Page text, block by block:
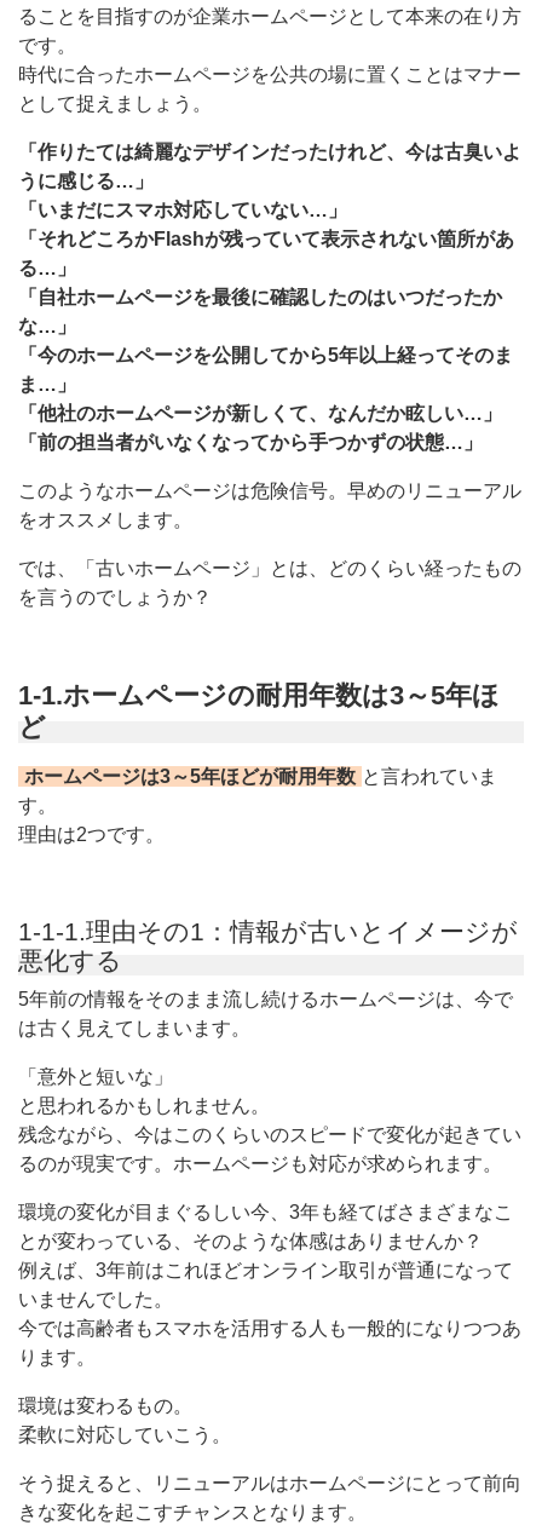
ることを目指すのが企業ホームページとして本来の在り方
です。
時代に合ったホームページを公共の場に置くことはマナー
として捉えましょう。
「作りたては綺麗なデザインだったけれど、今は古臭いよ
うに感じる…」
「いまだにスマホ対応していない…」
「それどころかFlashが残っていて表示されない箇所があ
る…」
「自社ホームページを最後に確認したのはいつだったか
な…」
「今のホームページを公開してから5年以上経ってそのま
ま…」
「他社のホームページが新しくて、なんだか眩しい…」
「前の担当者がいなくなってから手つかずの状態…」
このようなホームページは危険信号。早めのリニューアル
をオススメします。
では、「古いホームページ」とは、どのくらい経ったもの
を言うのでしょうか？
1-1.ホームページの耐用年数は3～5年ほ
ど
ホームページは3～5年ほどが耐用年数 と言われていま
す。
理由は2つです。
1-1-1.理由その1：情報が古いとイメージが
悪化する
5年前の情報をそのまま流し続けるホームページは、今で
は古く見えてしまいます。
「意外と短いな」
と思われるかもしれません。
残念ながら、今はこのくらいのスピードで変化が起きてい
るのが現実です。ホームページも対応が求められます。
環境の変化が目まぐるしい今、3年も経てばさまざまなこ
とが変わっている、そのような体感はありませんか？
例えば、3年前はこれほどオンライン取引が普通になって
いませんでした。
今では高齢者もスマホを活用する人も一般的になりつつあ
ります。
環境は変わるもの。
柔軟に対応していこう。
そう捉えると、リニューアルはホームページにとって前向
きな変化を起こすチャンスとなります。